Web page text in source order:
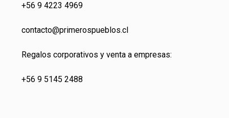
+56 9 4223 4969
contacto@primerospueblos.cl
Regalos corporativos y venta a empresas:
+56 9 5145 2488